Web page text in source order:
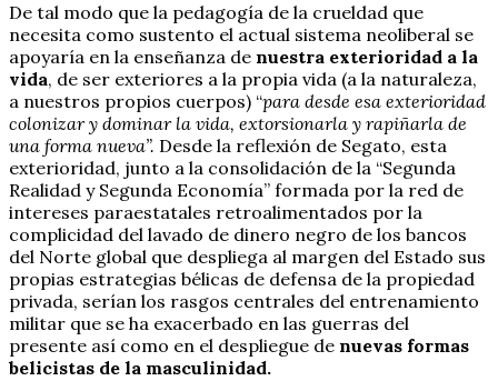
De tal modo que la pedagogía de la crueldad que
necesita como sustento el actual sistema neoliberal se
apoyaría en la enseñanza de nuestra exterioridad a la
vida, de ser exteriores a la propia vida (a la naturaleza,
a nuestros propios cuerpos) “para desde esa exterioridad
colonizar y dominar la vida, extorsionarla y rapiñarla de
una forma nueva”. Desde la reflexión de Segato, esta
exterioridad, junto a la consolidación de la “Segunda
Realidad y Segunda Economía” formada por la red de
intereses paraestatales retroalimentados por la
complicidad del lavado de dinero negro de los bancos
del Norte global que despliega al margen del Estado sus
propias estrategias bélicas de defensa de la propiedad
privada, serían los rasgos centrales del entrenamiento
militar que se ha exacerbado en las guerras del
presente así como en el despliegue de nuevas formas
belicistas de la masculinidad.